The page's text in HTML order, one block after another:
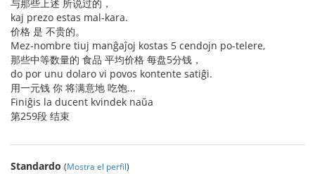
与那些上述 所说过的，
kaj prezo estas mal-kara.
价格 是 不贵的。
Mez-nombre tiuj manĝaĵoj kostas 5 cendojn po-telere,
那些中等数量的 食品 平均价格 每盘5分钱，
do por unu dolaro vi povos kontente satiĝi.
用一元钱 你 将满意地 吃饱...
Finiĝis la ducent kvindek naŭa
第259段 结束
Standardo (Mostra el perfil)